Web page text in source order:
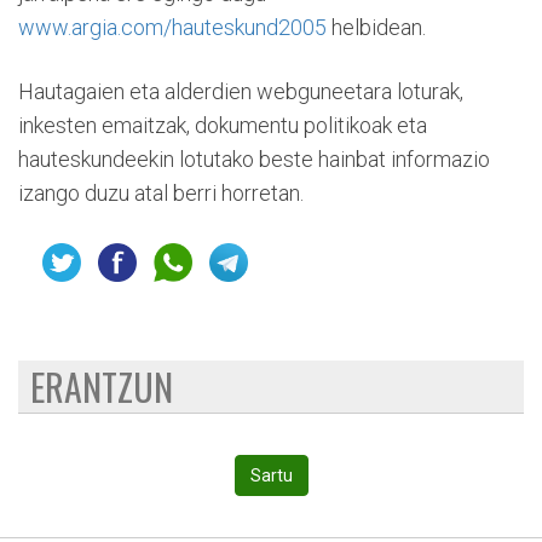
www.argia.com/hauteskund2005 helbidean.
Hautagaien eta alderdien webguneetara loturak,
inkesten emaitzak, dokumentu politikoak eta
hauteskundeekin lotutako beste hainbat informazio
izango duzu atal berri horretan.
ERANTZUN
Sartu